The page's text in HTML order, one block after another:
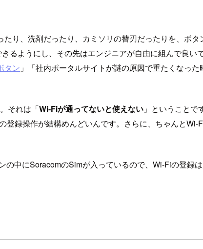
り、洗剤だったり、カミソリの替刃だったりを、ボ
るようにし、その先はエンジニアが自由に組んで良
タン 」「社内ポータルサイトが謎の原因で重たくなっ
それは「Wi-Fiが通ってないと使えない 」ということで
登録操作が結構めんどいんです。さらに、ちゃんと
の中にSoracomのSimが入っているので、Wi-Fiの登